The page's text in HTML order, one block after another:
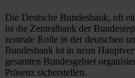
Die Deutsche Bundesbank, oft
ist die Zentralbank der
zentrale Rolle in der deutschen
Bundesbank ist in neun
gesamten Bundesgebiet
Präsenz sicherstellen.